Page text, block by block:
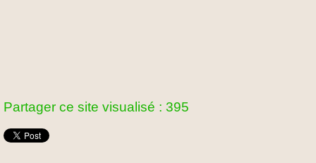
Partager ce site visualisé : 395